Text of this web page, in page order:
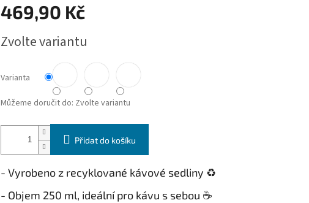
469,90 Kč
cena:
Zvolte variantu
Varianta
Můžeme doručit do: Zvolte variantu
Přidat do košíku
- Vyrobeno z recyklované kávové sedliny ♻️
- Objem 250 ml, ideální pro kávu s sebou ☕